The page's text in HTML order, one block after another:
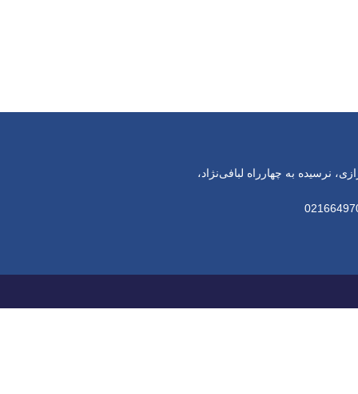
نرسیده به چهارراه لبافی‌نژاد،